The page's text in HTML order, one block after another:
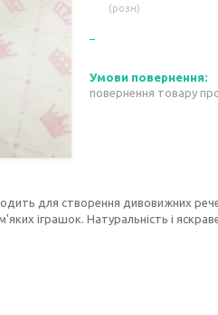
розн
повернення товару
для створення дивовижних
іграшок. Натуральність і